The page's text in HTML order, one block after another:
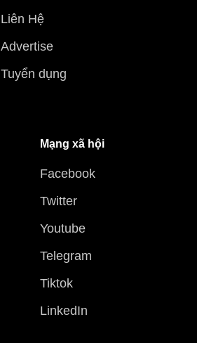
Liên Hệ
Advertise
Tuyển dụng
Mạng xã hội
Facebook
Twitter
Youtube
Telegram
Tiktok
LinkedIn